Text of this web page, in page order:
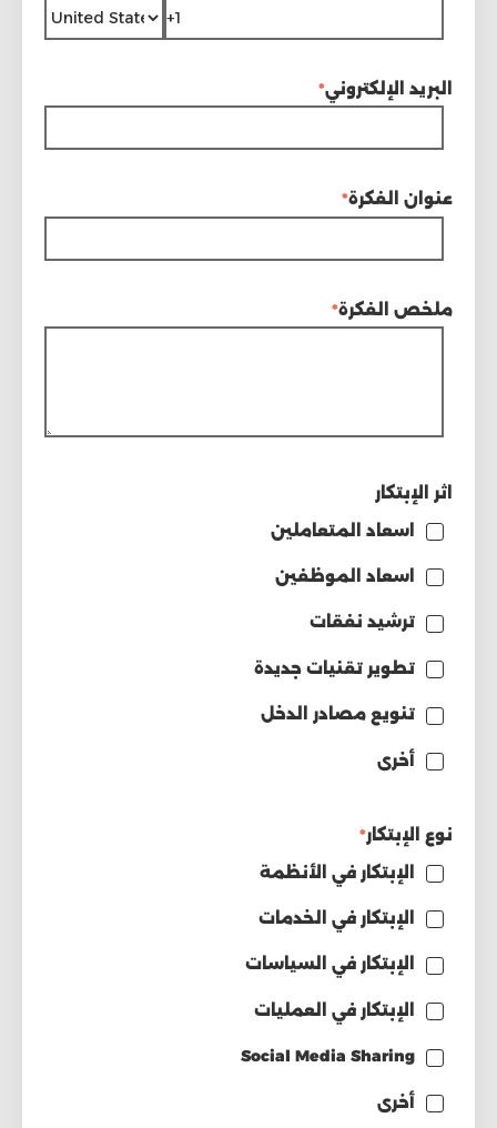
البريد الإلكتروني*
عنوان الفكرة*
ملخص الفكرة*
اثر الإبتكار
اسعاد المتعاملين
اسعاد الموظفين
ترشيد نفقات
تطوير تقنيات جديدة
تنويع مصادر الدخل
أخرى
نوع الإبتكار*
الإبتكار في الأنظمة
الإبتكار في الخدمات
الإبتكار في السياسات
الإبتكار في العمليات
Social Media Sharing
أخرى